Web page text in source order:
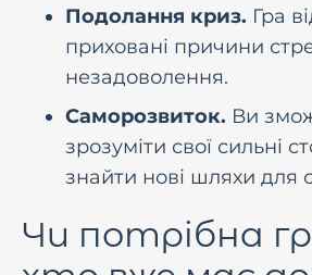
Подолання криз. Гра
прихованi причини
незадоволення.
Саморозвиток. Ви
зрозумiти свої сильнi
знайти новi шляхи для
Чи потрiбна